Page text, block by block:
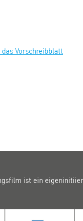
Vorschreibblatt
ist ein